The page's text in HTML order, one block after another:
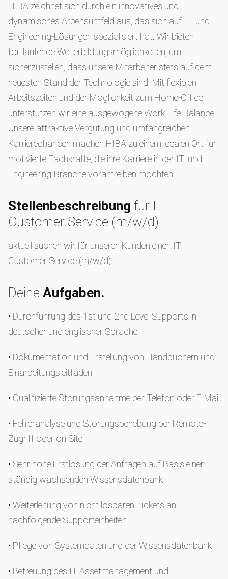
HIBA zeichnet sich durch ein innovatives und
dynamisches Arbeitsumfeld aus, das sich auf IT- und
Engineering-Lösungen spezialisiert hat. Wir bieten
fortlaufende Weiterbildungsmöglichkeiten, um
sicherzustellen, dass unsere Mitarbeiter stets auf dem
neuesten Stand der Technologie sind. Mit flexiblen
Arbeitszeiten und der Möglichkeit zum Home-Office
unterstützen wir eine ausgewogene Work-Life-Balance.
Unsere attraktive Vergütung und umfangreichen
Karrierechancen machen HIBA zu einem idealen Ort für
motivierte Fachkräfte, die ihre Karriere in der IT- und
Engineering-Branche vorantreiben möchten.
Stellenbeschreibung für IT
Customer Service (m/w/d)
aktuell suchen wir für unseren Kunden einen IT
Customer Service (m/w/d)
Deine Aufgaben.
• Durchführung des 1st und 2nd Level Supports in
deutscher und englischer Sprache
• Dokumentation und Erstellung von Handbüchern und
Einarbeitungsleitfäden
• Qualifizierte Störungsannahme per Telefon oder E-Mail
• Fehleranalyse und Störungsbehebung per Remote-
Zugriff oder on Site
• Sehr hohe Erstlösung der Anfragen auf Basis einer
ständig wachsenden Wissensdatenbank
• Weiterleitung von nicht lösbaren Tickets an
nachfolgende Supporteinheiten
• Pflege von Systemdaten und der Wissensdatenbank
• Betreuung des IT Assetmanagement und